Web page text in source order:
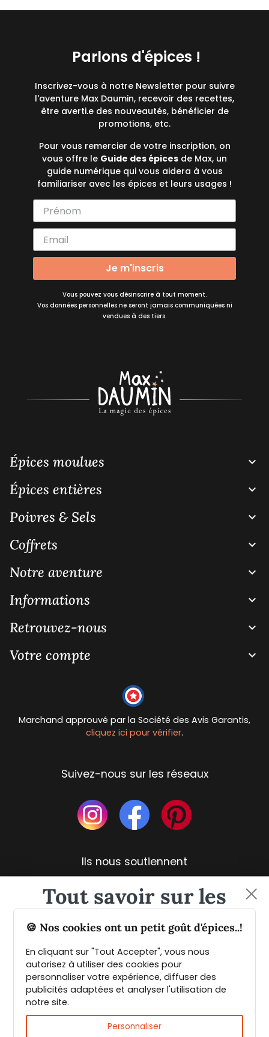
Parlons d'épices !
Inscrivez-vous à notre Newsletter pour suivre
l'aventure Max Daumin, recevoir des recettes,
être averti.e des nouveautés, bénéficier de
promotions, etc.
Pour vous remercier de votre inscription, on
vous offre le Guide des épices de Max, un
guide numérique qui vous aidera à vous
familiariser avec les épices et leurs usages !
Je m'inscris
Vous pouvez vous désinscrire à tout moment.
Vos données personnelles ne seront jamais communiquées ni
vendues à des tiers.
Épices moulues 
Épices entières 
Poivres & Sels 
Coffrets 
Notre aventure 
Informations 
Retrouvez-nous 
Votre compte 
Marchand approuvé par la Société des Avis Garantis,
cliquez ici pour vérifier.
Suivez-nous sur les réseaux
Ils nous soutiennent
🍪 Nos cookies ont un petit goût d'épices..!
En cliquant sur "Tout Accepter", vous nous
autorisez à utiliser des cookies pour
personnaliser votre expérience, diffuser des
publicités adaptées et analyser l'utilisation de
notre site.
Personnaliser
Tout savoir sur les
épices et leurs usages
Guide PDF offert !
Inscrivez vous à notre Newsletter et
téléchargez gratuitement le guide des
épices de Max Daumin,un guide numérique